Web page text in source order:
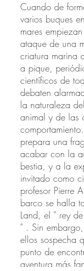
Cuando de
varios buques
mares
ataque de una
criatura marina
a pique,
científicos de
debaten
la naturaleza
animal y de las
prepara una
acabar con la
bestia, y a la
invitado como
profesor Pierre
barco se halla
Land, el " rey
" . Sin
ellos sospecha
punto de
aventura más